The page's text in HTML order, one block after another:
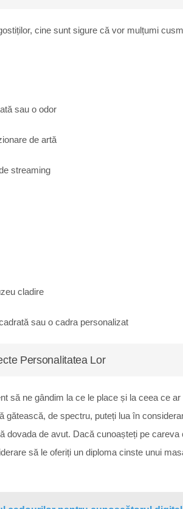
cine sunt sigure că vor mulțumi
sau o odor
de artă
streaming
cladire
sau o cadra personalizat
Personalitatea Lor
să ne gândim la ce le place și la ceea ce ar
de spectru, puteți lua în
dovada de avut. Dacă cunoașteți pe careva
să le oferiți un diploma cinste unui